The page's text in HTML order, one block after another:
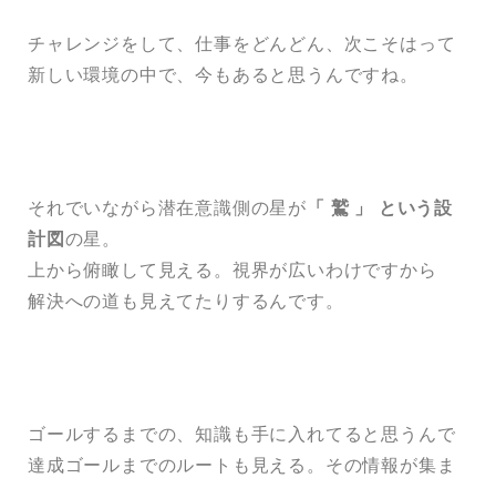
チャレンジをして、仕事をどんどん、次こそはって
新しい環境の中で、今もあると思うんですね。
それでいながら潜在意識側の星が 「 鷲 」 という設
計図 の星。
上から俯瞰して見える。視界が広いわけですから
解決への道も見えてたりするんです。
ゴールするまでの、知識も手に入れてると思うんで
達成ゴールまでのルートも見える。その情報が集ま